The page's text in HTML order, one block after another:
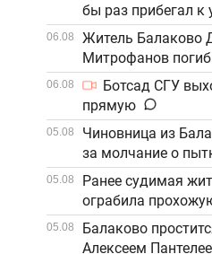
бы раз прибегал к
06.08
Житель Балаково
Митрофанов
06.08
Ботсад СГУ
прямую
05.08
Чиновница из
за молчание о
05.08
Ранее судимая
ограбила
05.08
Балаково
Алексеем